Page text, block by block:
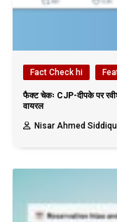
Fact Check hi
फैक्ट चेकः CJP-दीपके पर
वायरल
Nisar Ahmed